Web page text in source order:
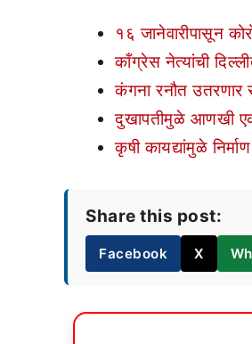
१६ जानेवारीपासून
काँग्रेस नेत्यांची
कंगना रनौत उतरणार
दुखापतीमुळे आणखी एक
कृषी कायद्यांमुळे
Share this post:
Facebook X